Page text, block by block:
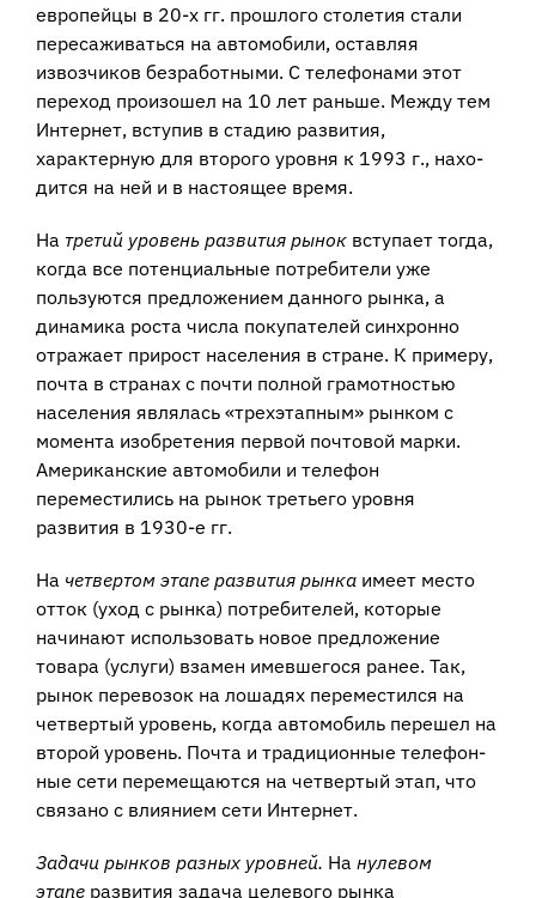
европейцы в 20-х гг. прошлого столетия стали
пересаживаться на автомобили, оставляя
извозчиков безработны­ми. С телефонами этот
переход произошел на 10 лет раньше. Между тем
Интер­нет, вступив в стадию развития,
характерную для второго уровня к 1993 г., нахо­
дится на ней и в настоящее время.
На третий уровень развития рынок вступает тогда,
когда все потенциальные потребители уже
пользуются предложением данного рынка, а
динамика роста числа покупателей синхронно
отражает прирост населения в стране. К примеру,
почта в странах с почти полной грамотностью
населения являлась «трехэтапным» рынком с
момента изобретения первой почтовой марки.
Американские автомо­били и телефон
переместились на рынок третьего уровня
развития в 1930-е гг.
На четвертом этапе развития рынка имеет место
отток (уход с рынка) потреби­телей, которые
начинают использовать новое предложение
товара (услуги) взамен имевшегося ранее. Так,
рынок перевозок на лошадях переместился на
четвертый уро­вень, когда автомобиль перешел на
второй уровень. Почта и традиционные телефон­
ные сети перемещаются на четвертый этап, что
связано с влиянием сети Интернет.
Задачи рынков разных уровней. На нулевом
этапе развития задача целевого рынка